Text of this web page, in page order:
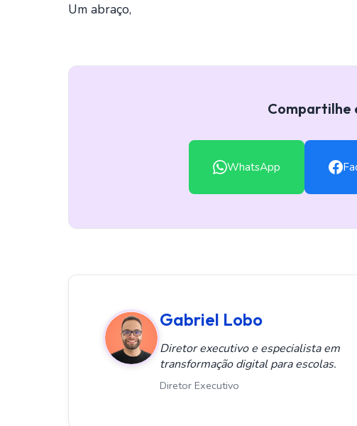
Um abraço,
Compartilhe
WhatsApp
Gabriel Lobo
Diretor executivo e especialista em
transformação digital para escolas.
Diretor Executivo